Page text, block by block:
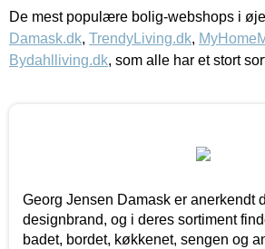
De mest populære bolig-webshops i
Damask.dk, TrendyLiving.dk,
Bydahlliving.dk, som alle har et stort
Georg Jensen Damask er anerkendt
designbrand, og i deres sortiment
badet, bordet, køkkenet, sengen og